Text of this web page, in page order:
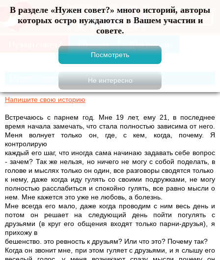
В разделе «Нужен совет?» много историй, авторы
которых остро нуждаются в Вашем участии и
совете.
Меню
Нужен совет?
Напишите свою историю
Встречаюсь с парнем год. Мне 19 лет, ему 21, в последнее
время начала замечать, что стала полностью зависима от него.
Меня волнует только он, где, с кем, когда, почему. Я
контролирую
каждый его шаг, что иногда сама начинаю задавать себе вопрос
- зачем? Так же нельзя, но ничего не могу с собой поделать, в
голове и мыслях только он один, все разговоры сводятся только
к нему, даже когда иду гулять со своими подружками, не могу
полностью расслабиться и спокойно гулять, все равно мысли о
нем. Мне кажется это уже не любовь, а болезнь.
Мне всегда его мало, даже когда проводим с ним весь день и
потом он решает на следующий день пойти погулять с
друзьями (в круг его общения входят только парни-друзья), я
прихожу в
бешенство. это ревность к друзьям? Или что это? Почему так?
Когда он звонит мне, при этом гуляет с друзьями, и я слышу его